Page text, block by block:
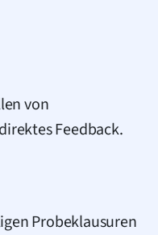
von
Feedback.
Probeklausuren